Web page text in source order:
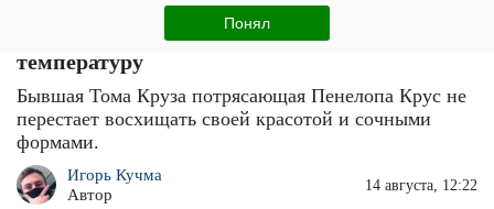
Понял
Сочная Пенелопа Крус потрусила своими
"активами": аппетитные формы поднимут
температуру
Бывшая Тома Круза потрясающая Пенелопа Крус не
перестает восхищать своей красотой и сочными
формами.
Игорь Кучма
Автор
14 августа, 12:22